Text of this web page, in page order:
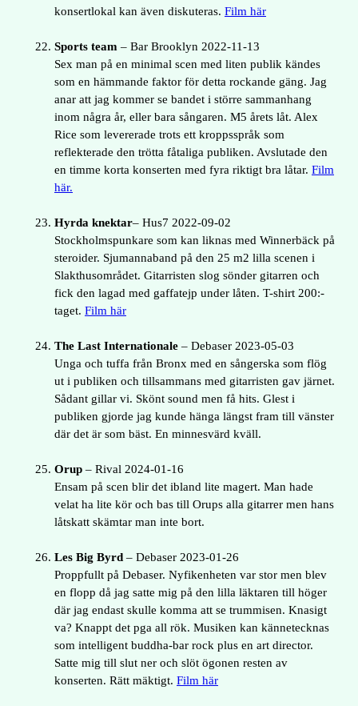
konsertlokal kan även diskuteras. Film här
Sports team – Bar Brooklyn 2022-11-13
Sex man på en minimal scen med liten publik kändes
som en hämmande faktor för detta rockande gäng. Jag
anar att jag kommer se bandet i större sammanhang
inom några år, eller bara sångaren. M5 årets låt. Alex
Rice som levererade trots ett kroppsspråk som
reflekterade den trötta fåtaliga publiken. Avslutade den
en timme korta konserten med fyra riktigt bra låtar. Film
här.
Hyrda knektar– Hus7 2022-09-02
Stockholmspunkare som kan liknas med Winnerbäck på
steroider. Sjumannaband på den 25 m2 lilla scenen i
Slakthusområdet. Gitarristen slog sönder gitarren och
fick den lagad med gaffatejp under låten. T-shirt 200:-
taget. Film här
The Last Internationale – Debaser 2023-05-03
Unga och tuffa från Bronx med en sångerska som flög
ut i publiken och tillsammans med gitarristen gav järnet.
Sådant gillar vi. Skönt sound men få hits. Glest i
publiken gjorde jag kunde hänga längst fram till vänster
där det är som bäst. En minnesvärd kväll.
Orup – Rival 2024-01-16
Ensam på scen blir det ibland lite magert. Man hade
velat ha lite kör och bas till Orups alla gitarrer men hans
låtskatt skämtar man inte bort.
Les Big Byrd – Debaser 2023-01-26
Proppfullt på Debaser. Nyfikenheten var stor men blev
en flopp då jag satte mig på den lilla läktaren till höger
där jag endast skulle komma att se trummisen. Knasigt
va? Knappt det pga all rök. Musiken kan kännetecknas
som intelligent buddha-bar rock plus en art director.
Satte mig till slut ner och slöt ögonen resten av
konserten. Rätt mäktigt. Film här